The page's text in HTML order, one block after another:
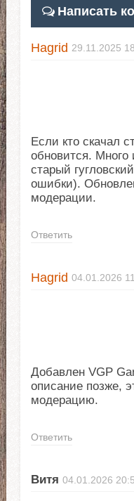
Написать
Hagrid 29.11.2025
Если кто скачал
обновится. Много
старый
ошибки).
модерации.
Ответить
Hagrid 04.01.2026
Добавлен VGP
описание позже,
модерацию.
Ответить
Витя 04.01.2026